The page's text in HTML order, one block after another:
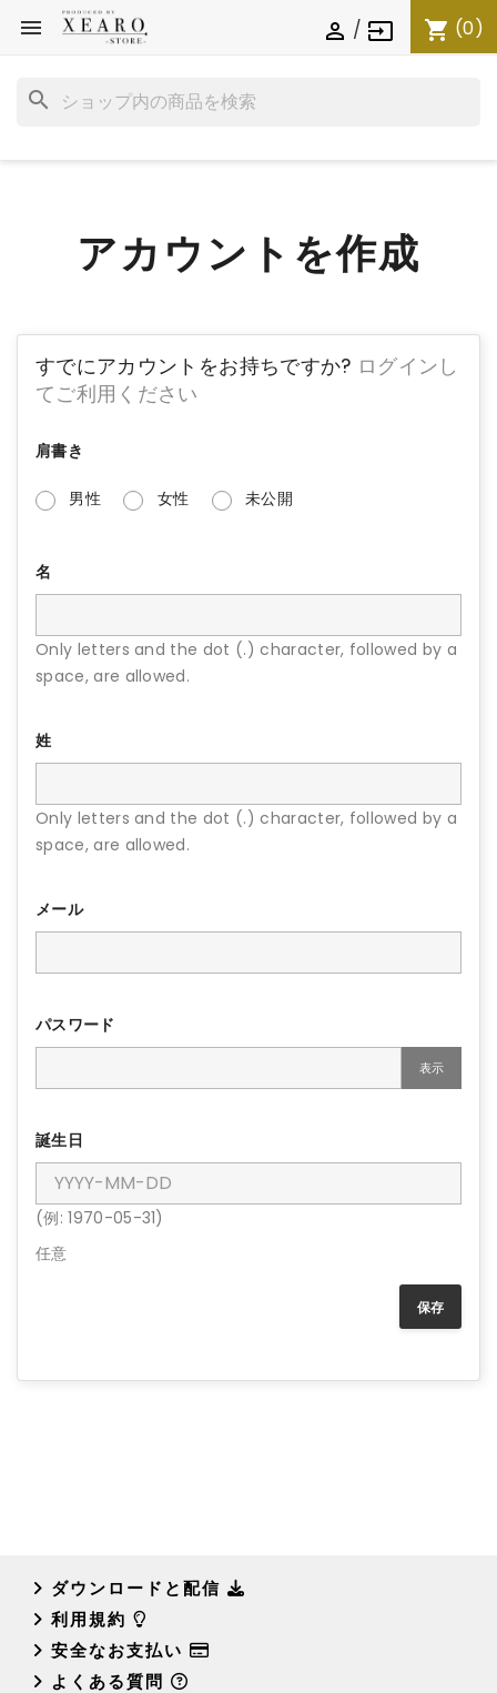
 shopping_cart (0)
 / input
search
アカウントを作成
すでにアカウントをお持ちですか? ログインし
てご利用ください
肩書き
男性 女性 未公開
名
Only letters and the dot (.) character, followed by a
space, are allowed.
姓
Only letters and the dot (.) character, followed by a
space, are allowed.
メール
パスワード
表示
誕生日
(例: 1970-05-31)
任意
保存
ダウンロードと配信
利用規約
安全なお支払い
よくある質問